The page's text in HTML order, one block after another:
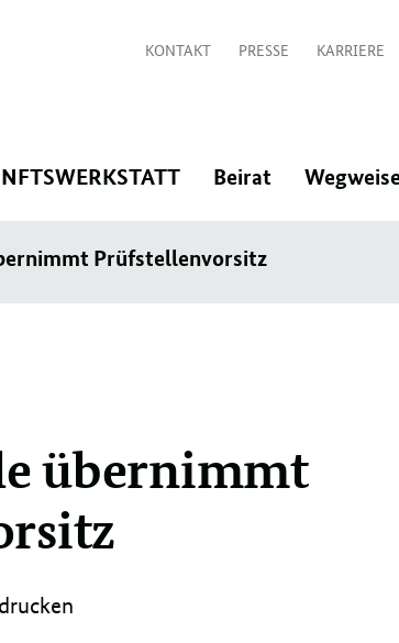
KONTAKT PRESSE KARRIERE
:
öffnen/schließen
Beirat
Prüfstellenvorsitz
übernimmt